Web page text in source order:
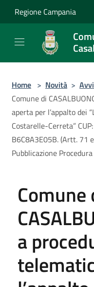
Regione Campania
Home > Novità >
Comune di
aperta per l’appalto dei
Costarelle-Cerreta”
B6C8A3E05B. (Artt. 71
Pubblicazione
Comune
a